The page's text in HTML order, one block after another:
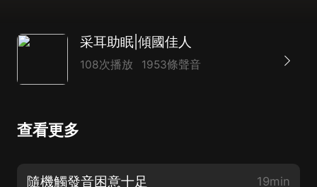
采耳助眠|傾國佳人
108次播放 1953條聲音
查看更多
隨機觸發音困意十足 19min